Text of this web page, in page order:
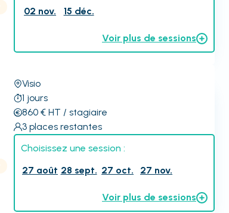
02 nov.
15 déc.
Voir plus de sessions
Visio
1 jours
860€ HT / stagiaire
3 places restantes
Choisissez une session :
27 août 28 sept. 27 oct. 27 nov.
Voir plus de sessions